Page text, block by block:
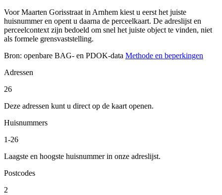
Voor Maarten Gorisstraat in Arnhem kiest u eerst het juiste
huisnummer en opent u daarna de perceelkaart. De adreslijst en
perceelcontext zijn bedoeld om snel het juiste object te vinden, niet
als formele grensvaststelling.
Bron: openbare BAG- en PDOK-data Methode en beperkingen
Adressen
26
Deze adressen kunt u direct op de kaart openen.
Huisnummers
1-26
Laagste en hoogste huisnummer in onze adreslijst.
Postcodes
2